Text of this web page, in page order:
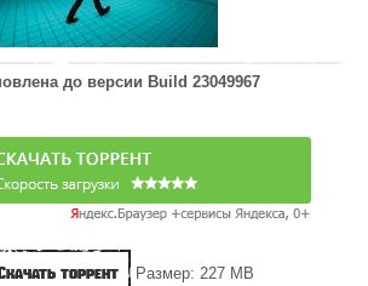
до версии Build 23049967
торрент Размер: 227 MB